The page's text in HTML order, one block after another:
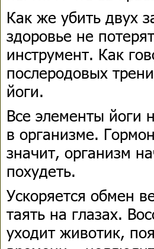
Как же убить двух
здоровье не
инструмент. Как
послеродовых
йоги.
Все элементы йоги
в организме.
значит, организм
похудеть.
Ускоряется обмен
таять на глазах.
уходит животик,